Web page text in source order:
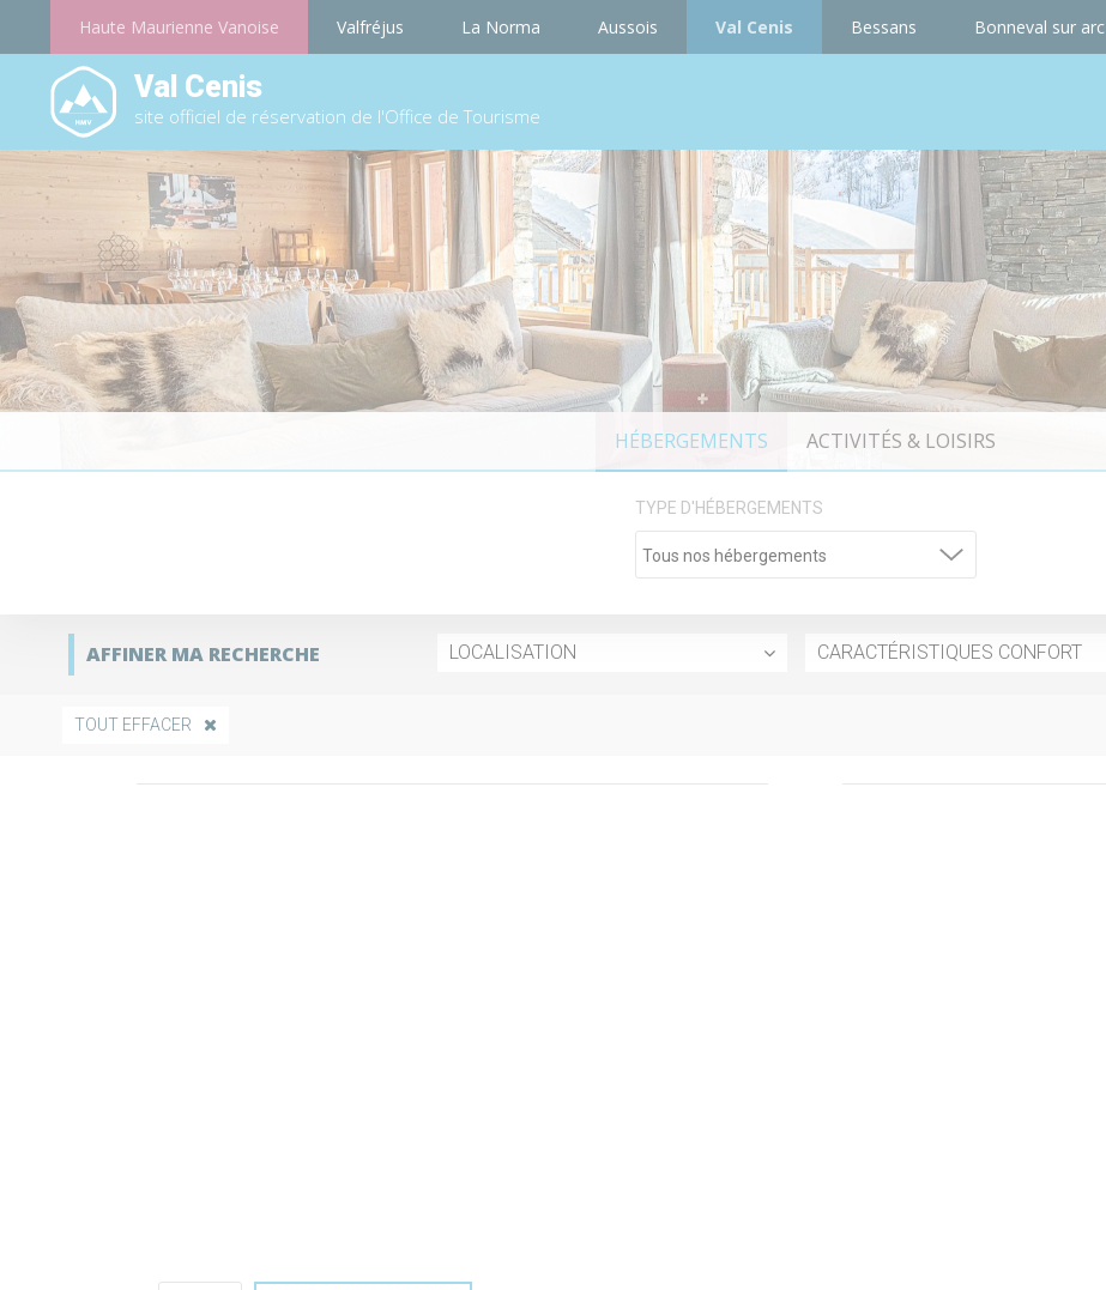
Haute Maurienne Vanoise Valfréjus La Norma Aussois Val Cenis Bessans Bonneval sur arc
Val Cenis
site officiel de réservation de l'Office de Tourisme
HÉBERGEMENTS ACTIVITÉS & LOISIRS
TYPE D'HÉBERGEMENTS
AFFINER MA RECHERCHE LOCALISATION CARACTÉRISTIQUES CONFORT
TOUT EFFACER